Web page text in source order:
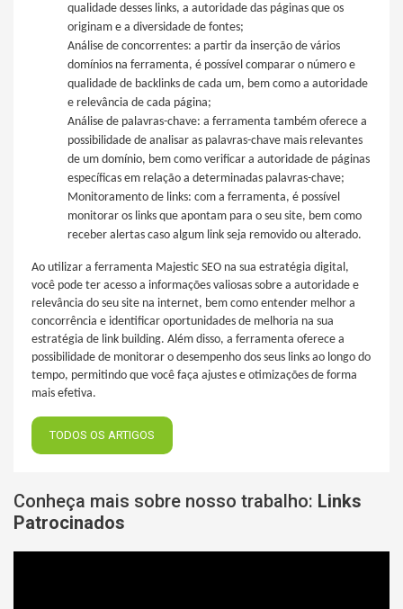
qualidade desses links, a autoridade das páginas que os
originam e a diversidade de fontes;
Análise de concorrentes: a partir da inserção de vários
domínios na ferramenta, é possível comparar o número e
qualidade de backlinks de cada um, bem como a autoridade
e relevância de cada página;
Análise de palavras-chave: a ferramenta também oferece a
possibilidade de analisar as palavras-chave mais relevantes
de um domínio, bem como verificar a autoridade de páginas
específicas em relação a determinadas palavras-chave;
Monitoramento de links: com a ferramenta, é possível
monitorar os links que apontam para o seu site, bem como
receber alertas caso algum link seja removido ou alterado.
Ao utilizar a ferramenta Majestic SEO na sua estratégia digital,
você pode ter acesso a informações valiosas sobre a autoridade e
relevância do seu site na internet, bem como entender melhor a
concorrência e identificar oportunidades de melhoria na sua
estratégia de link building. Além disso, a ferramenta oferece a
possibilidade de monitorar o desempenho dos seus links ao longo do
tempo, permitindo que você faça ajustes e otimizações de forma
mais efetiva.
TODOS OS ARTIGOS
Conheça mais sobre nosso trabalho: Links
Patrocinados